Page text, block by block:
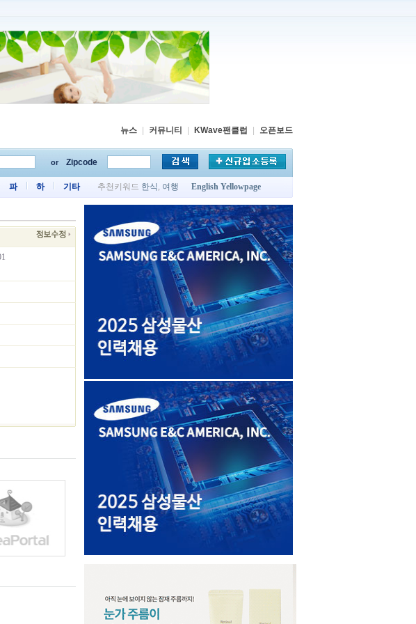
뉴스 커뮤니티 KWave팬클럽 오픈보드
or Zipcode
파 하 기타 추천키워드 한식 , 여행 English Yellowpage